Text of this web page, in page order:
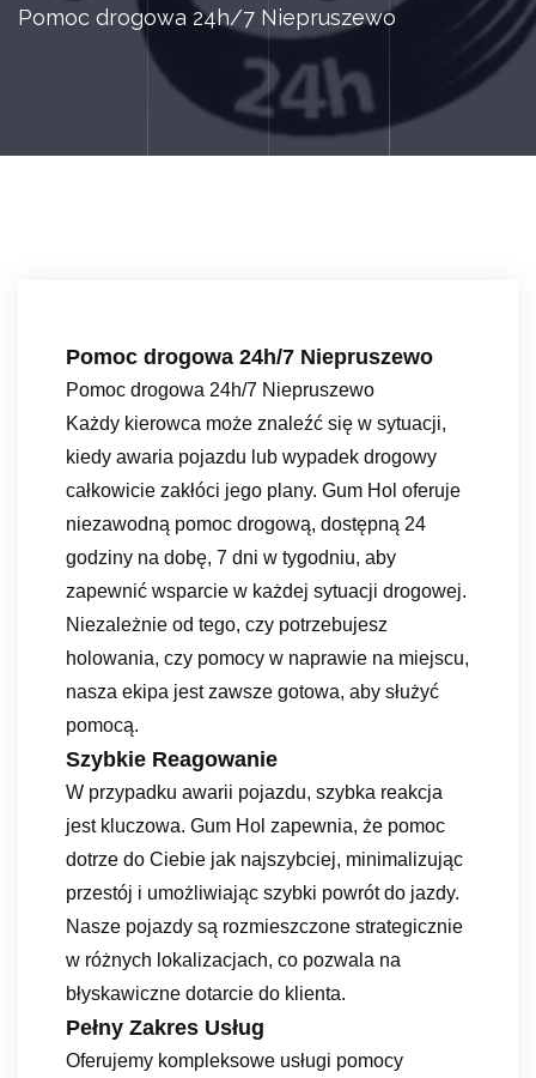
Pomoc drogowa 24h/7 Niepruszewo
Pomoc drogowa 24h/7 Niepruszewo
Pomoc drogowa 24h/7 Niepruszewo
Każdy kierowca może znaleźć się w sytuacji,
kiedy awaria pojazdu lub wypadek drogowy
całkowicie zakłóci jego plany. Gum Hol oferuje
niezawodną pomoc drogową, dostępną 24
godziny na dobę, 7 dni w tygodniu, aby
zapewnić wsparcie w każdej sytuacji drogowej.
Niezależnie od tego, czy potrzebujesz
holowania, czy pomocy w naprawie na miejscu,
nasza ekipa jest zawsze gotowa, aby służyć
pomocą.
Szybkie Reagowanie
W przypadku awarii pojazdu, szybka reakcja
jest kluczowa. Gum Hol zapewnia, że pomoc
dotrze do Ciebie jak najszybciej, minimalizując
przestój i umożliwiając szybki powrót do jazdy.
Nasze pojazdy są rozmieszczone strategicznie
w różnych lokalizacjach, co pozwala na
błyskawiczne dotarcie do klienta.
Pełny Zakres Usług
Oferujemy kompleksowe usługi pomocy